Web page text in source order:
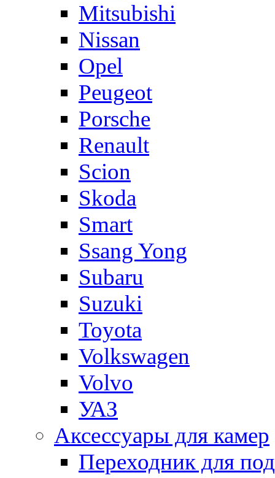
Mitsubishi
Nissan
Opel
Peugeot
Porsche
Renault
Scion
Skoda
Smart
Ssang Yong
Subaru
Suzuki
Toyota
Volkswagen
Volvo
УАЗ
Аксессуары для камер
Переходник для